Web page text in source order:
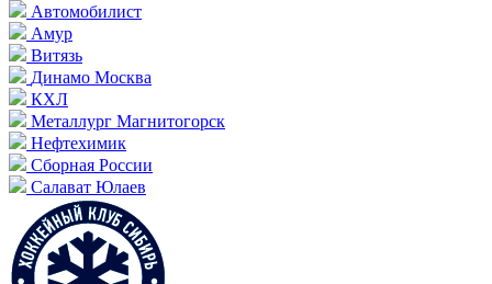
Автомобилист
Амур
Витязь
Динамо Москва
КХЛ
Металлург Магнитогорск
Нефтехимик
Сборная России
Салават Юлаев